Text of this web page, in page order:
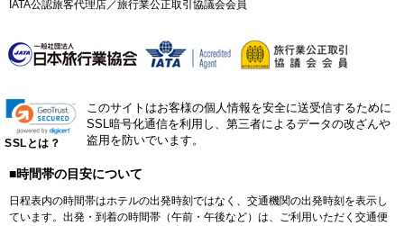
IATA公認旅客代理店／旅行業公正取引協議会会員
SSLとは？
このサイトはお客様の個人情報を安全に送受信するために
SSL暗号化通信を利用し、第三者によるデータの改ざんや
盗用を防いでいます。
■時間帯の目安について
日程表内の時間帯はホテルの出発時刻ではなく、交通機関の出発時刻を表示し
ています。出発・到着の時間帯（午前・午後など）は、ご利用いただく交通便